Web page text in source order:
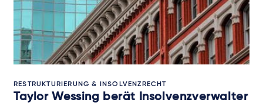
RESTRUKTURIERUNG & INSOLVENZRECHT
Taylor Wessing berät Insolvenzverwalter